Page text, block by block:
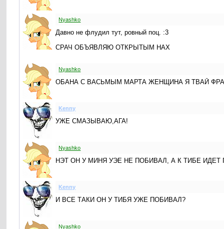
Nyashko
Давно не флудил тут, ровный поц. :3
СРАЧ ОБЪЯВЛЯЮ ОТКРЫТЫМ НАХ
Nyashko
ОБАНА С ВАСЬМЫМ МАРТА ЖЕНЩИНА Я ТВАЙ
Kenny
УЖЕ СМАЗЫВАЮ,АГА!
Nyashko
НЭТ ОН У МИНЯ УЭЕ НЕ ПОБИВАЛ, А К ТИБЕ
Kenny
И ВСЕ ТАКИ ОН У ТИБЯ УЖЕ ПОБИВАЛ?
Nyashko